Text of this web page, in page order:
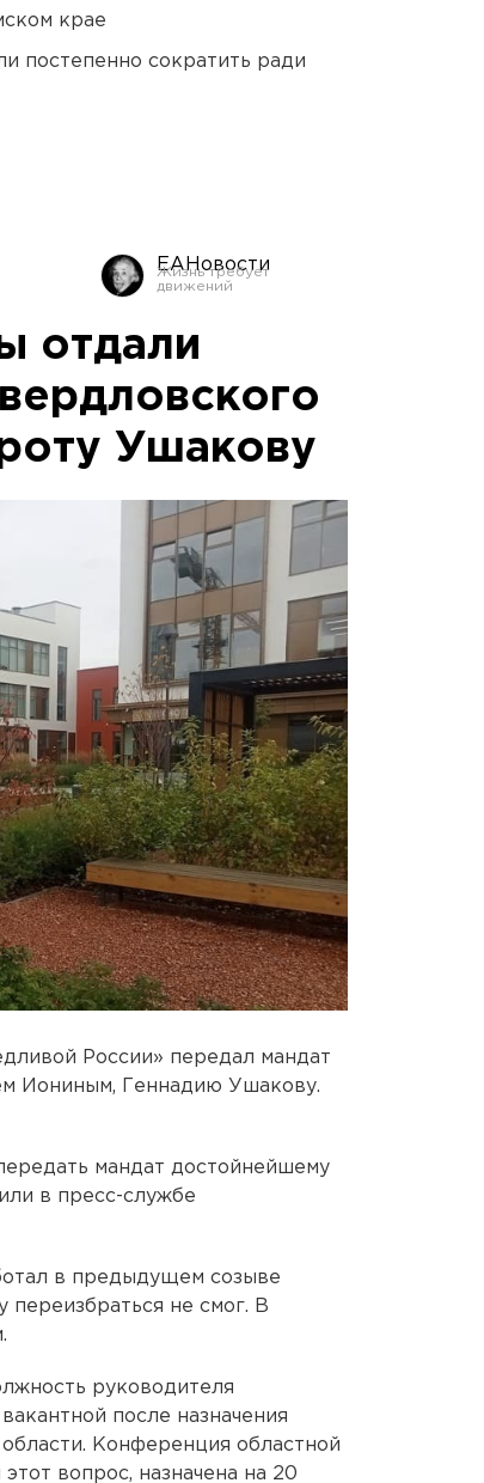
крае
постепенно сократить ради
ЕАНовости
отдали
Ушакову
России» передал мандат
Иониным, Геннадию Ушакову.
мандат достойнейшему
в пресс-службе
в предыдущем созыве
переизбраться не смог. В
руководителя
после назначения
Конференция областной
вопрос, назначена на 20